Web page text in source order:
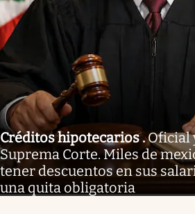
Créditos hipotecarios.Oficial
Suprema Corte. Miles de
tener descuentos en sus
una quita obligatoria